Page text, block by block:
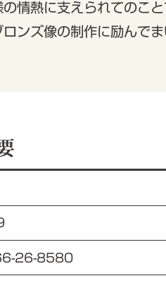
情熱に支えられてのこ
ンズ像の制作に励んでま
26-8580